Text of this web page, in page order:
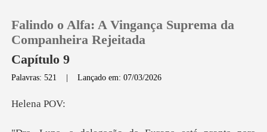
Falindo o Alfa: A Vingança Suprema da
Companheira Rejeitada
Capítulo 9
Palavras: 521 |Lançado em: 07/03/2026
ena